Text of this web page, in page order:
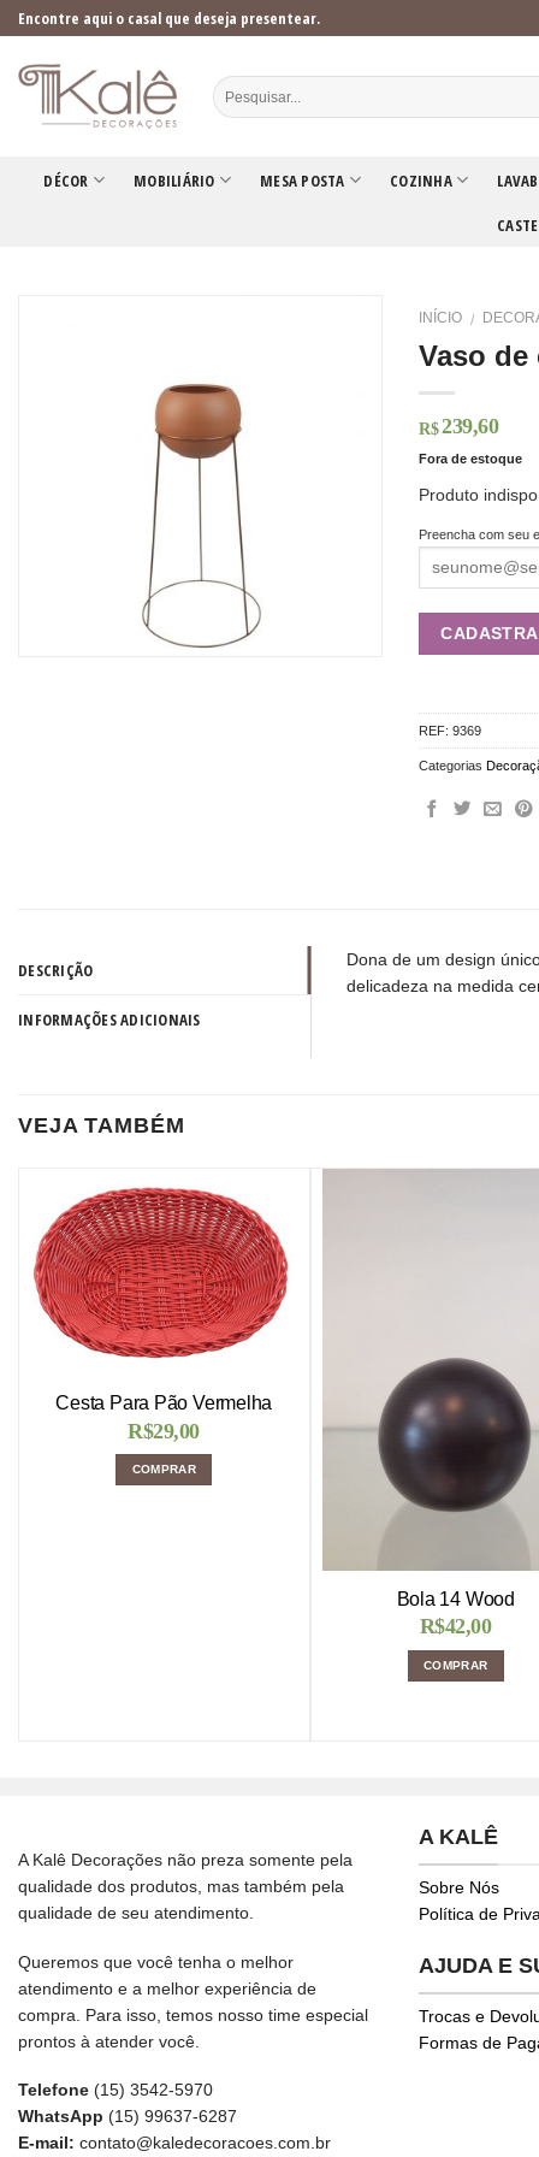
Skip
to
content
Encontre aqui o casal que deseja presentear.
DÉCOR MOBILIÁRIO MESA POSTA COZINHA
INÍCIO /
Vaso
R$ 239,60
Fora de estoque
Produto
Preencha com seu
REF:9369
Categorias
DESCRIÇÃO
INFORMAÇÕES ADICIONAIS
Dona de um design
delicadeza na medida
VEJA TAMBÉM
Cesta Para Pão Vermelha
R$29,00
COMPRAR
Bola 14 Wood
R$42,00
COMPRAR
A Kalê Decorações não preza somente pela
qualidade dos produtos, mas também pela
qualidade de seu atendimento.
Queremos que você tenha o melhor
atendimento e a melhor experiência de
compra. Para isso, temos nosso time especial
prontos à atender você.
Telefone (15) 3542-5970
WhatsApp (15) 99637-6287
E-mail: contato@kaledecoracoes.com.br
A KALÊ
Sobre Nós
Política de
AJUDA E
Trocas e
Formas de